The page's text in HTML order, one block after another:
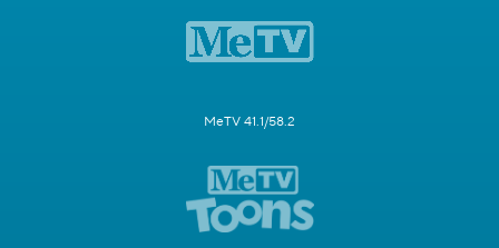
MeTV 41.1/58.2